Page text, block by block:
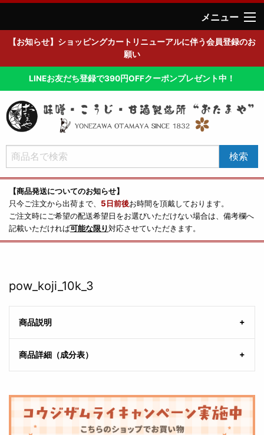
メニュー
【お知らせ】ショッピングカートリニューアルに伴う会員登録のお
願い
LINEお友だち登録で390円OFFクーポンプレゼント中！
【商品発送についてのお知らせ】
只今ご注文から出荷まで、 5日前後お時間を頂戴しております。
ご注文時にご希望の配送希望日をお選びいただけない場合は、備考欄へ
記載いただければ可能な限り対応させていただきます。
pow_koji_10k_3
商品説明
商品詳細（成分表）